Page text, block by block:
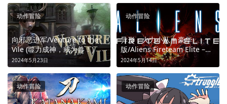
向邪恶进军/Venture to the
Vile (噬力成神，或为兽！)
2024年5月23日
动作冒险
异形：火力小队 – 豪华
版/Aliens Fireteam Elite –
Deluxe Edition (猎杀异形，
绝境求生)
2024年5月14日
动作冒险
动作冒险 动作冒险